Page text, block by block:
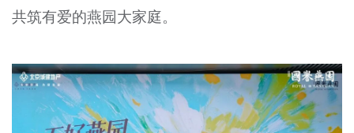
共筑有爱的燕园大家庭。